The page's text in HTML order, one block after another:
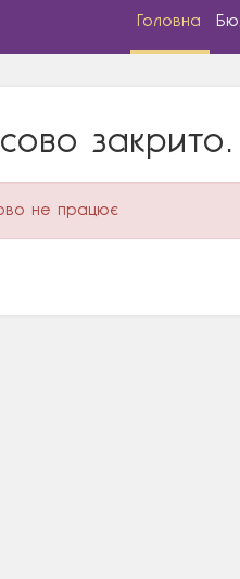
Головна
закрито.
не працює